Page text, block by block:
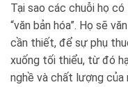
Tại sao các chuỗi họ
“văn bản hóa”. Họ sẽ
cần thiết, để sự phụ
xuống tối thiểu, từ đó
nghề và chất lượng của